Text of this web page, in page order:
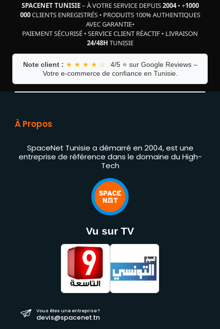
SPACENET TUNISIE– À VOTRE SERVICE DEPUIS2004• +1000
000CLIENTS ENREGISTRÉS• PRODUITS 100% AUTHENTIQUES
AVEC GARANTIE•
PAIEMENT SÉCURISÉ • SERVICE CLIENT RÉACTIF • LIVRAISON
24/48H TUNISIE
Note client : ★ ★ ★ ★ ☆
4/5 ⭐ sur Google Reviews –
Votre e-commerce de confiance en Tunisie.
À Propos
SpaceNet Tunisie a démarré en 2004, est une
entreprise de référence dans le domaine du High-
Tech
Vu sur TV
Vous êtes une entreprise ?
devis@spacenet.tn